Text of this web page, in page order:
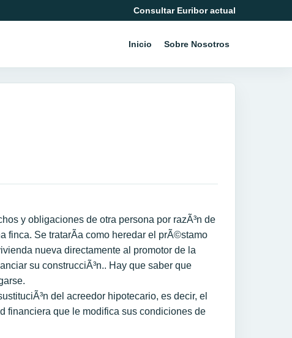
Consultar Euribor actual
Inicio Sobre Nosotros
y obligaciones de otra persona por razÃ³n de
finca. Se tratarÃ­a como heredar el prÃ©stamo
nueva directamente al promotor de la
su construcciÃ³n.. Hay que saber que
del acreedor hipotecario, es decir, el
financiera que le modifica sus condiciones de